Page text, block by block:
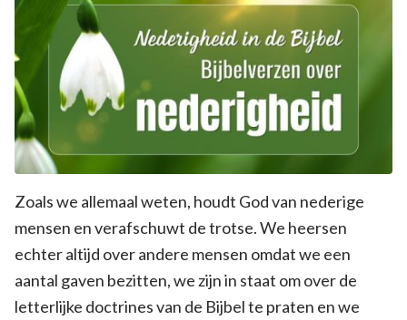
Zoals we allemaal weten, houdt God van nederige
mensen en verafschuwt de trotse. We heersen
echter altijd over andere mensen omdat we een
aantal gaven bezitten, we zijn in staat om over de
letterlijke doctrines van de Bijbel te praten en we